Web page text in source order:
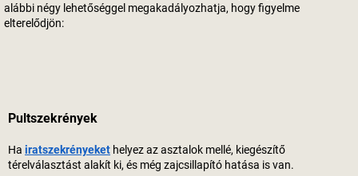
alábbi négy lehetőséggel megakadályozhatja, hogy figyelme
elterelődjön:
Pultszekrények
Ha iratszekrényeket helyez az asztalok mellé, kiegészítő
térelválasztást alakít ki, és még zajcsillapító hatása is van.